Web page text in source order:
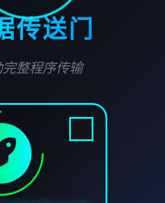
传送门
整程序传输